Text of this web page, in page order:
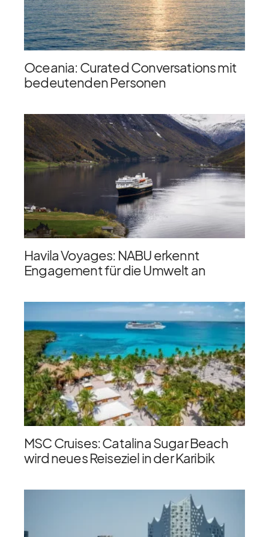
Oceania: Curated Conversations mit
bedeutenden Personen
Havila Voyages: NABU erkennt
Engagement für die Umwelt an
MSC Cruises: Catalina Sugar Beach
wird neues Reiseziel in der Karibik